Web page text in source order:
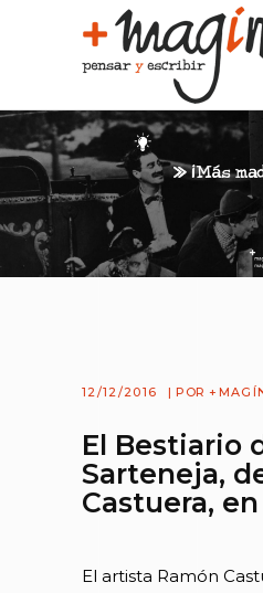
12/12/2016 POR
El Bestiario
Sarteneja,
Castuera,
El artista Ramón